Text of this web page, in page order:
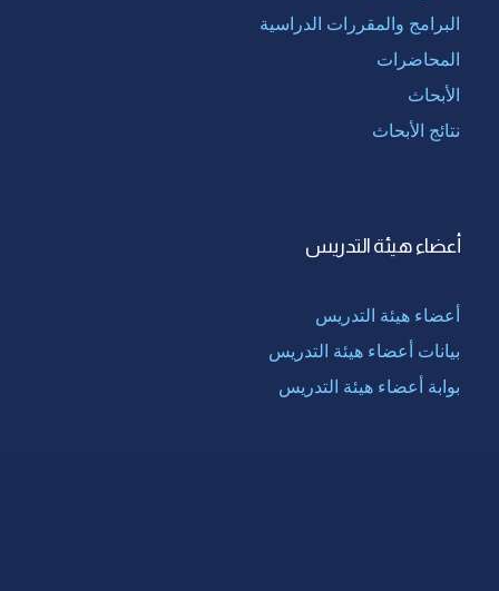
البرامج والمقررات الدراسية
المحاضرات
الأبحاث
نتائج الأبحاث
أعضاء هيئة التدريس
أعضاء هيئة التدريس
بيانات أعضاء هيئة التدريس
بوابة أعضاء هيئة التدريس